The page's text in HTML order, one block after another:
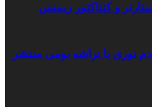
و کنتاکتور زیمنس
نوری با تراشه بومی منتشر